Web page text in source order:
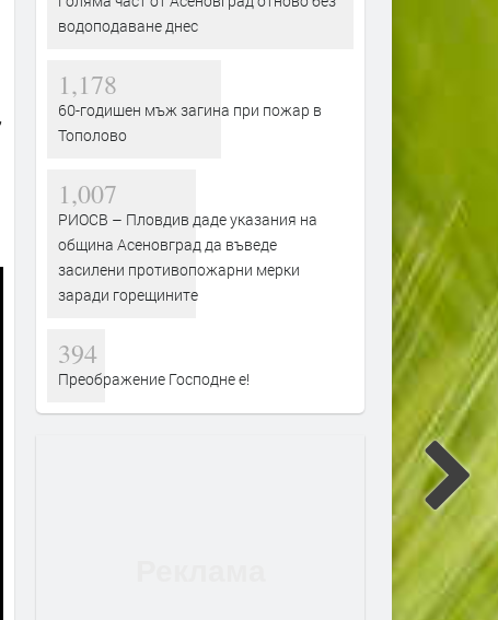
водоподаване днес
1,178
60-годишен мъж загина при пожар в
Тополово
1,007
РИОСВ – Пловдив даде указания на
община Асеновград да въведе
засилени противопожарни мерки
заради горещините
394
Преображение Господне е!